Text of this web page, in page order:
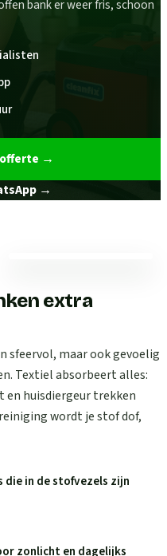
bank er weer fris, schoon
→
→
extra
sfeervol, maar ook gevoelig
Textiel absorbeert alles:
en huisdiergeur trekken
wordt je stof dof,
die in de stofvezels zijn
zonlicht en dagelijks